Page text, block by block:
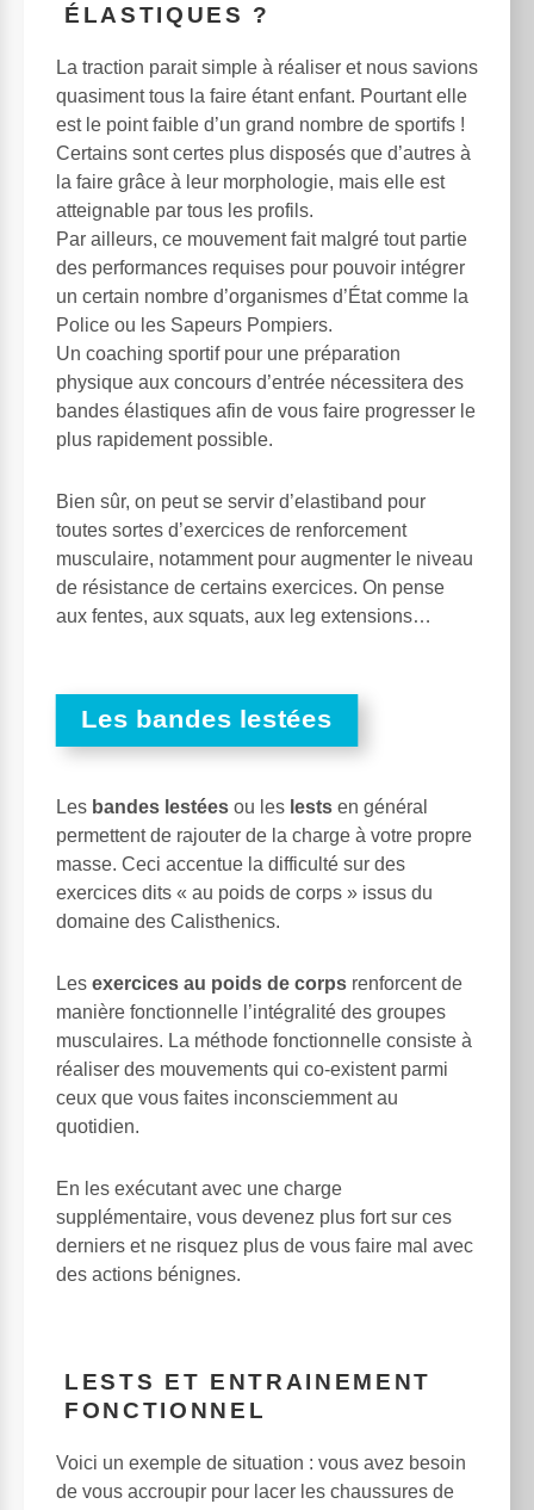
ÉLASTIQUES ?
La traction parait simple à réaliser et nous savions
quasiment tous la faire étant enfant. Pourtant elle
est le point faible d’un grand nombre de sportifs !
Certains sont certes plus disposés que d’autres à
la faire grâce à leur morphologie, mais elle est
atteignable par tous les profils.
Par ailleurs, ce mouvement fait malgré tout partie
des performances requises pour pouvoir intégrer
un certain nombre d’organismes d’État comme la
Police ou les Sapeurs Pompiers.
Un coaching sportif pour une préparation
physique aux concours d’entrée nécessitera des
bandes élastiques afin de vous faire progresser le
plus rapidement possible.
Bien sûr, on peut se servir d’elastiband pour
toutes sortes d’exercices de renforcement
musculaire, notamment pour augmenter le niveau
de résistance de certains exercices. On pense
aux fentes, aux squats, aux leg extensions…
Les bandes lestées
Les bandes lestées ou les lests en général
permettent de rajouter de la charge à votre propre
masse. Ceci accentue la difficulté sur des
exercices dits « au poids de corps » issus du
domaine des Calisthenics.
Les exercices au poids de corps renforcent de
manière fonctionnelle l’intégralité des groupes
musculaires. La méthode fonctionnelle consiste à
réaliser des mouvements qui co-existent parmi
ceux que vous faites inconsciemment au
quotidien.
En les exécutant avec une charge
supplémentaire, vous devenez plus fort sur ces
derniers et ne risquez plus de vous faire mal avec
des actions bénignes.
LESTS ET ENTRAINEMENT
FONCTIONNEL
Voici un exemple de situation : vous avez besoin
de vous accroupir pour lacer les chaussures de